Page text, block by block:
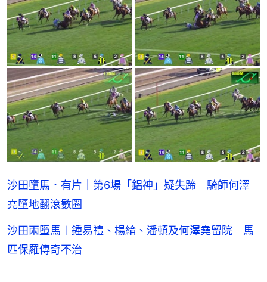
沙田墮馬．有片｜第6場「鋁神」疑失蹄 騎師何澤
堯墮地翻滾數圈
沙田兩墮馬︱鍾易禮、楊綸、潘頓及何澤堯留院 馬
匹保羅傳奇不治